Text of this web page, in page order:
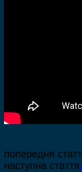
попередня
наступна стаття